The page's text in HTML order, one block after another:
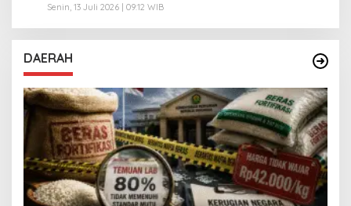
Senin, 13 Juli 2026 | 09:12 WIB
DAERAH